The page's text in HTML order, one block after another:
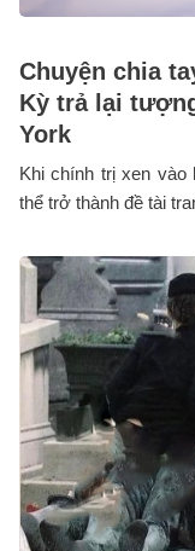
Chuyện chia
Kỳ trả lại
York
Khi chính trị xen
thể trở thành đề tài